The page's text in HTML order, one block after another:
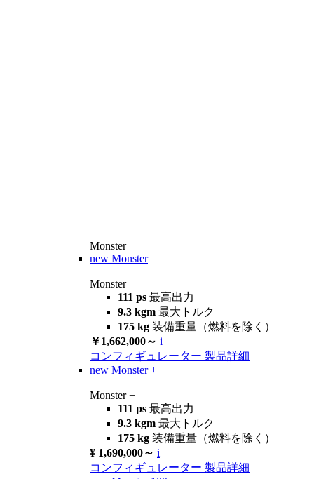
Monster
new Monster
Monster
111 ps 最高出力
9.3 kgm 最大トルク
175 kg 装備重量（燃料を除く）
￥1,662,000～ i
コンフィギュレーター 製品詳細
new Monster +
Monster +
111 ps 最高出力
9.3 kgm 最大トルク
175 kg 装備重量（燃料を除く）
¥ 1,690,000～ i
コンフィギュレーター 製品詳細